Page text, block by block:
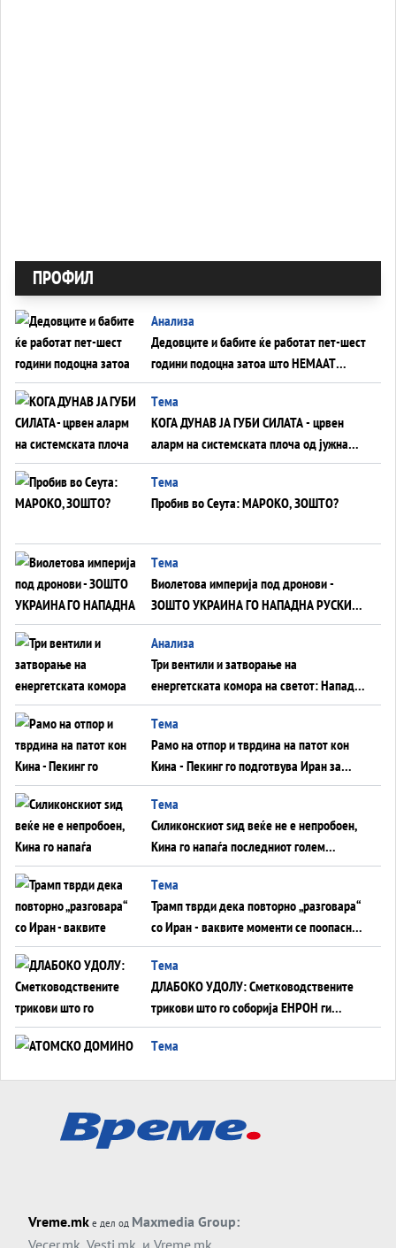
ПРОФИЛ
Анализа
Дедовците и бабите ќе работат пет-шест
години подоцна затоа што НЕМААТ
ВНУЦИ ДА ГИ ЗАМЕНАТ
Tема
КОГА ДУНАВ ЈА ГУБИ СИЛАТА - црвен
аларм на системската плоча од јужна
Германија до Црното Море...
Tема
Пробив во Сеута: МАРОКО, ЗОШТО?
Tема
Виолетова империја под дронови -
ЗОШТО УКРАИНА ГО НАПАДНА РУСКИОТ
WILDBERRIES
Aнализа
Три вентили и затворање на
енергетската комора на светот: Нападот
во Суец најавува глобален енергетски
инфаркт?
Tема
Рамо на отпор и тврдина на патот кон
Кина - Пекинг го подготвува Иран за
американска копнена инвазија
Tема
Силиконскиот ѕид веќе не е непробоен,
Кина го напаѓа последниот голем
монопол на Западот?
Tема
Трамп тврди дека повторно „разговара“
со Иран - ваквите моменти се поопасни
од отворените закани
Tема
ДЛАБОКО УДОЛУ: Сметководствените
трикови што го соборија ЕНРОН ги
применуваат гигантите за ВИ
Tема
Tема
ОД ШАХЕД ДО СВЕТСКА ВОЈНА?
Заборавете ги премиерите, ОВА СЕ
Vreme.mk е дел од Maxmedia Group:
Vecer.mk, Vesti.mk, и Vreme.mk